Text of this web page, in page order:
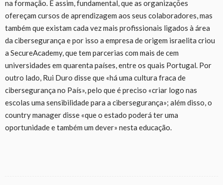
na formação. É assim, fundamental, que as organizações
ofereçam cursos de aprendizagem aos seus colaboradores, mas
também que existam cada vez mais profissionais ligados à área
da cibersegurança e por isso a empresa de origem israelita criou
a SecureAcademy, que tem parcerias com mais de cem
universidades em quarenta países, entre os quais Portugal. Por
outro lado, Rui Duro disse que «há uma cultura fraca de
cibersegurança no País», pelo que é preciso «criar logo nas
escolas uma sensibilidade para a cibersegurança»; além disso, o
country manager disse «que o estado poderá ter uma
oportunidade e também um dever» nesta educação.